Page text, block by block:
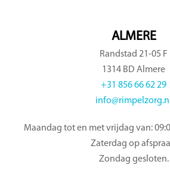
ALMERE
Randstad 21-05 F
1314 BD Almere
+31 856 66 62 29
Maandag tot en met vrijdag van:
Zaterdag op
Zondag gesloten.